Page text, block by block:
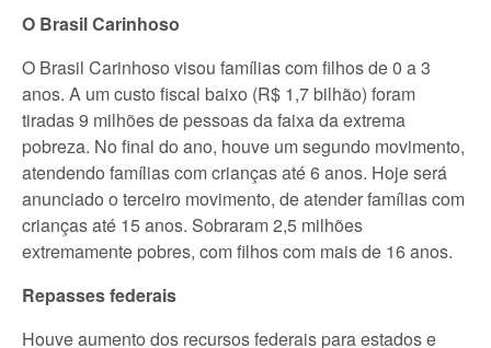
O Brasil Carinhoso
O Brasil Carinhoso visou famílias com filhos de 0 a 3
anos. A um custo fiscal baixo (R$ 1,7 bilhão) foram
tiradas 9 milhões de pessoas da faixa da extrema
pobreza. No final do ano, houve um segundo movimento,
atendendo famílias com crianças até 6 anos. Hoje será
anunciado o terceiro movimento, de atender famílias com
crianças até 15 anos. Sobraram 2,5 milhões
extremamente pobres, com filhos com mais de 16 anos.
Repasses federais
Houve aumento dos recursos federais para estados e